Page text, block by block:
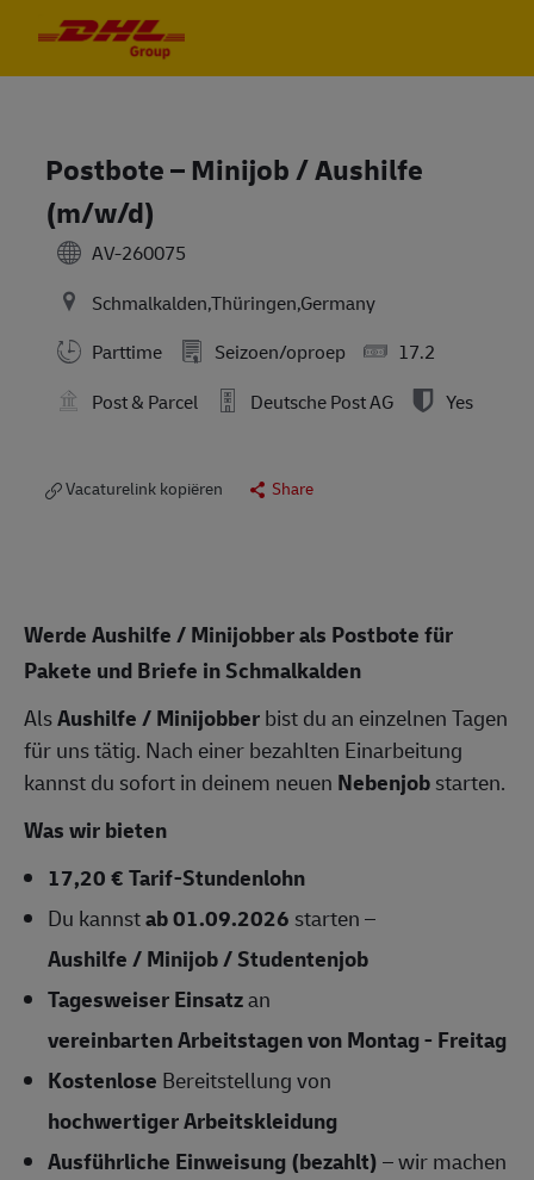
Postbote – Minijob / Aushilfe
(m/w/d)
AV-260075
Schmalkalden,Thüringen,Germany
Parttime
Seizoen/oproep
17.2
Post & Parcel
Deutsche Post AG Yes
Vacaturelink kopiëren Share
Werde Aushilfe / Minijobber als Postbote für
Pakete und Briefe in Schmalkalden
AlsAushilfe / Minijobberbist du an einzelnen Tagen
für uns tätig. Nach einer bezahlten Einarbeitung
kannst du sofort in deinem neuen Nebenjobstarten.
Was wir bieten
17,20 € Tarif-Stundenlohn
Du kannstab 01.09.2026 starten –
Aushilfe / Minijob / Studentenjob
Tagesweiser Einsatzan
vereinbarten Arbeitstagen von Montag - Freitag
Kostenlose Bereitstellung von
hochwertiger Arbeitskleidung
Ausführliche Einweisung (bezahlt)– wir machen